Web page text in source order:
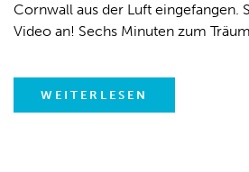
Cornwall aus der Luft eingefangen.
Video an! Sechs Minuten zum
WEITERLESEN